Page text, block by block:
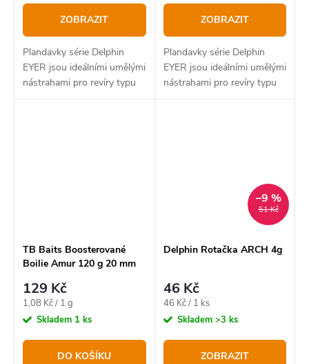
ZOBRAZIT
Plandavky série Delphin
EYER jsou ideálními umělými
nástrahami pro revíry typu
Trout Area.
ZOBRAZIT
Plandavky série Delphin
EYER jsou ideálními umělými
nástrahami pro revíry typu
Trout Area.
TB Baits Boosterované
Boilie Amur 120 g 20 mm
129 Kč
Měrná
cena:
1,08 Kč / 1 g
Skladem 1 ks
DO KOŠÍKU
51 Kč
–9 %
Delphin Rotačka ARCH 4g
46 Kč
Měrná
cena:
46 Kč / 1 ks
Skladem >3 ks
ZOBRAZIT